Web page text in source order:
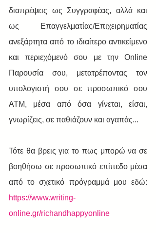
διαπρέψεις ως Συγγραφέας, αλλά και
ως Επαγγελματίας/Επιχειρηματίας
ανεξάρτητα από το ιδιαίτερο αντικείμενο
και περιεχόμενό σου με την Online
Παρουσία σου, μετατρέποντας τον
υπολογιστή σου σε προσωπικό σου
ATM, μέσα από όσα γίνεται, είσαι,
γνωρίζεις, σε παθιάζουν και αγαπάς...
Τότε θα βρεις για το πως μπορώ να σε
βοηθήσω σε προσωπικό επίπεδο μέσα
https://www.writing-
online.gr/richandhappyonline